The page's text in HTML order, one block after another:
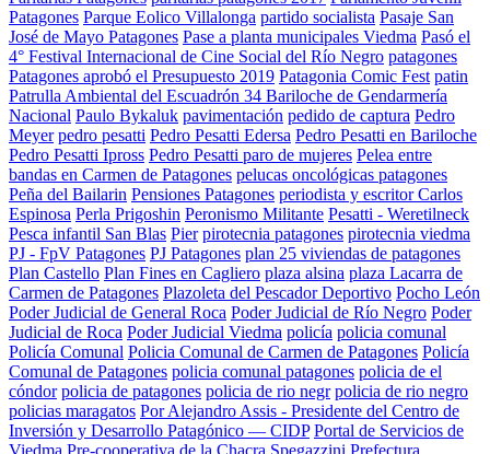
Patagones Parque Eolico Villalonga partido socialista Pasaje San
José de Mayo Patagones Pase a planta municipales Viedma Pasó el
4° Festival Internacional de Cine Social del Río Negro patagones
Patagones aprobó el Presupuesto 2019 Patagonia Comic Fest patin
Patrulla Ambiental del Escuadrón 34 Bariloche de Gendarmería
Nacional Paulo Bykaluk pavimentación pedido de captura Pedro
Meyer pedro pesatti Pedro Pesatti Edersa Pedro Pesatti en Bariloche
Pedro Pesatti Ipross Pedro Pesatti paro de mujeres Pelea entre
bandas en Carmen de Patagones pelucas oncológicas patagones
Peña del Bailarin Pensiones Patagones periodista y escritor Carlos
Espinosa Perla Prigoshin Peronismo Militante Pesatti - Weretilneck
Pesca infantil San Blas Pier pirotecnia patagones pirotecnia viedma
PJ - FpV Patagones PJ Patagones plan 25 viviendas de patagones
Plan Castello Plan Fines en Cagliero plaza alsina plaza Lacarra de
Carmen de Patagones Plazoleta del Pescador Deportivo Pocho León
Poder Judicial de General Roca Poder Judicial de Río Negro Poder
Judicial de Roca Poder Judicial Viedma policía policia comunal
Policía Comunal Policia Comunal de Carmen de Patagones Policía
Comunal de Patagones policia comunal patagones policia de el
cóndor policia de patagones policia de rio negr policia de rio negro
policias maragatos Por Alejandro Assis - Presidente del Centro de
Inversión y Desarrollo Patagónico — CIDP Portal de Servicios de
Viedma Pre-cooperativa de la Chacra Spegazzini Prefectura